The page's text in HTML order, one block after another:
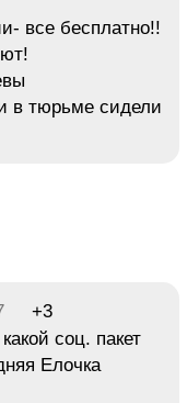
все бесплатно!!
в тюрьме сидели
+3
соц. пакет
Елочка